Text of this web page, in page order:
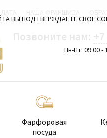
Пн-Пт: 09:00 -
Фарфоровая
посуда
ВЫ ПОДТВЕРЖДАЕТЕ СВОЕ